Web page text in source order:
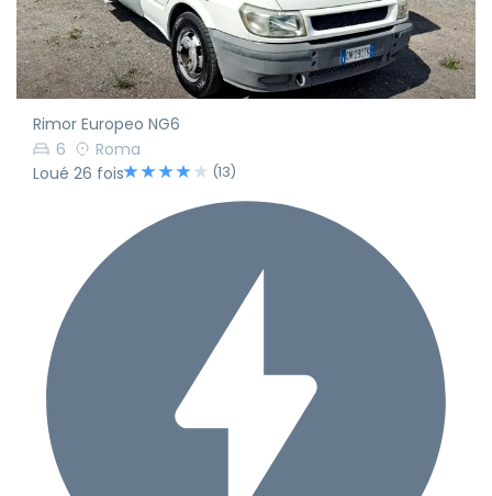
Rimor Europeo NG6
6
Roma
Loué 26 fois
(13)